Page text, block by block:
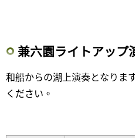
兼六園ライトアッ
和船からの湖上演奏となりま
ください。